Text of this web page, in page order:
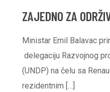
ZAJEDNO ZA
Ministar Emil Balavac
delegaciju Razvojnog
(UNDP) na čelu sa
rezidentnim […]